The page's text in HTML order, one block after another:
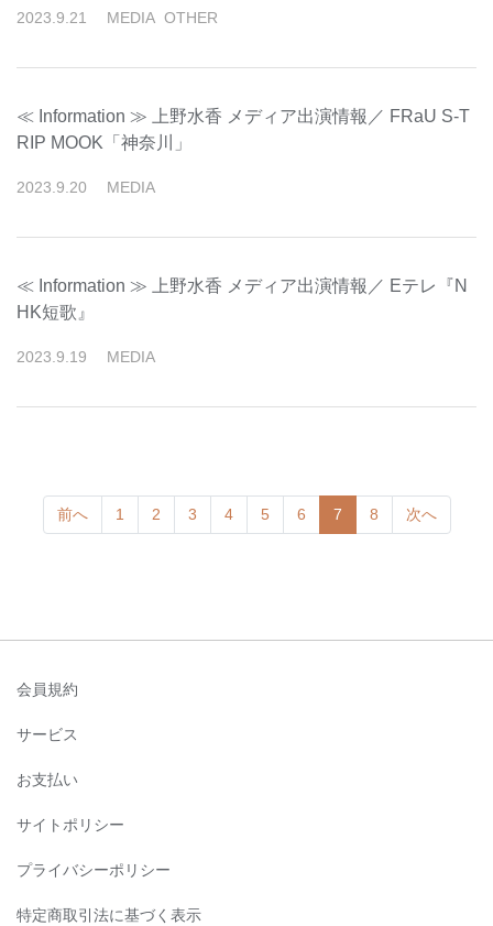
2023 9 21 MEDIA OTHER
≪ Information ≫ 上野水香 メディア出演情報／ FRaU S-T
RIP MOOK「神奈川」
2023 9 20 MEDIA
≪ Information ≫ 上野水香 メディア出演情報／ Eテレ『N
HK短歌』
2023 9 19 MEDIA
前へ 1 2 3 4 5 6 7(current)
8 次へ
会員規約
サービス
お支払い
サイトポリシー
プライバシーポリシー
特定商取引法に基づく表示